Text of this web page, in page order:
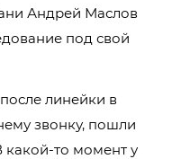
Андрей Маслов
под свой
линейки в
звонку, пошли
какой-то момент у